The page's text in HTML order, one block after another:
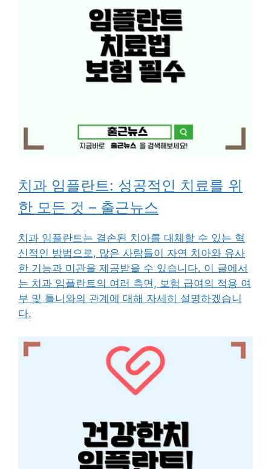
치과 임플란트: 성공적인 치료를 위
한 모든 것 – 출근뉴스
치과 임플란트는 결손된 치아를 대체할 수 있는 혁
신적인 방법으로, 많은 사람들이 자연 치아와 유사
한 기능과 미관을 제공받을 수 있습니다. 이 글에서
는 치과 임플란트의 여러 측면, 보험 급여의 적용 여
부 및 틀니와의 관계에 대해 자세히 설명하겠습니
다.